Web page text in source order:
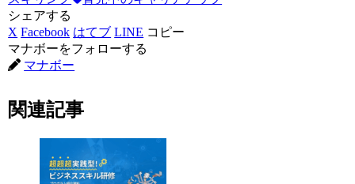
シェアする
X Facebook はてブ LINE コピー
マナボーをフォローする
マナボー
関連記事